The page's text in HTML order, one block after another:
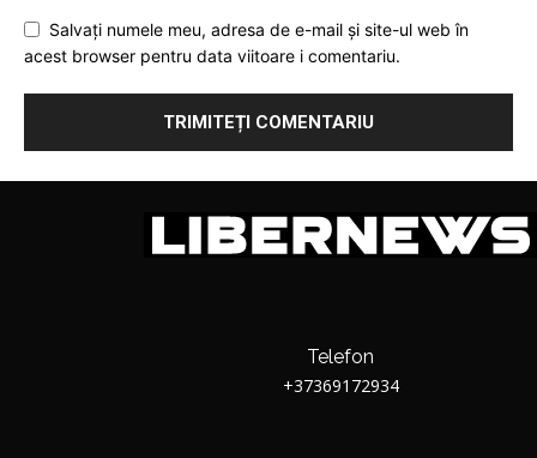
Salvați numele meu, adresa de e-mail și site-ul web în
acest browser pentru data viitoare i comentariu.
Telefon
+37369172934